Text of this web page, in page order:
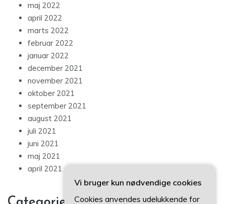
maj 2022
april 2022
marts 2022
februar 2022
januar 2022
december 2021
november 2021
oktober 2021
september 2021
august 2021
juli 2021
juni 2021
maj 2021
april 2021
Vi bruger kun nødvendige cookies
Cookies anvendes udelukkende for